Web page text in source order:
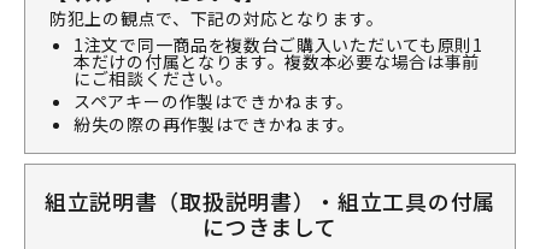
防犯上の観点で、下記の対応となります。
1注文で同一商品を複数台ご購入いただいても原則1
本だけの付属となります。複数本必要な場合は事前
にご相談ください。
スペアキーの作製はできかねます。
紛失の際の再作製はできかねます。
組立説明書（取扱説明書）・組立工具の付属
につきまして